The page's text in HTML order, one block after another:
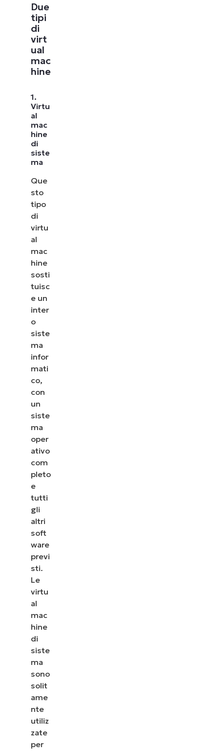
Due
tipi
di
virt
ual
mac
hine
1.
Virtu
al
mac
hine
di
siste
ma
Que
sto
tipo
di
virtu
al
mac
hine
sosti
tuisc
e un
inter
o
siste
ma
infor
mati
co,
con
un
siste
ma
oper
ativo
com
pleto
e
tutti
gli
altri
soft
ware
previ
sti.
Le
virtu
al
mac
hine
di
siste
ma
sono
solit
ame
nte
utiliz
zate
per